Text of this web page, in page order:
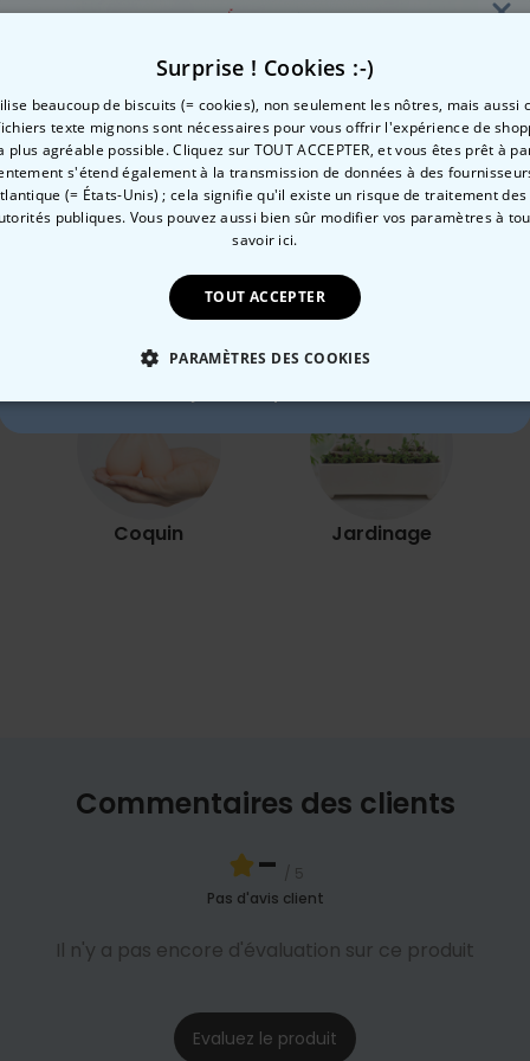
personnalisées visageVase personnalisé avec
29,99 €
Catégorie concernée
Consultez nos autres catégories de cadeux insolites
Coquin Jardinage
Commentaires des clients
- / 5
Pas d'avis client
Il n'y a pas encore d'évaluation sur ce produit
Evaluez le produit
Envie de
10 % de réduction ?
Oui, volontiers !
Surprise ! Cookies :-)
beaucoup de biscuits (= cookies), non seulement les nôtres, mais aussi
texte mignons sont nécessaires pour vous offrir l'expérience de
plus agréable possible. Cliquez sur TOUT ACCEPTER, et vous êtes prêt à
s'étend également à la transmission de données à des
(= États-Unis) ; cela signifie qu'il existe un risque de traitement des
publiques. Vous pouvez aussi bien sûr modifier vos paramètres à
savoir ici.
TOUT ACCEPTER
PARAMÈTRES DES COOKIES